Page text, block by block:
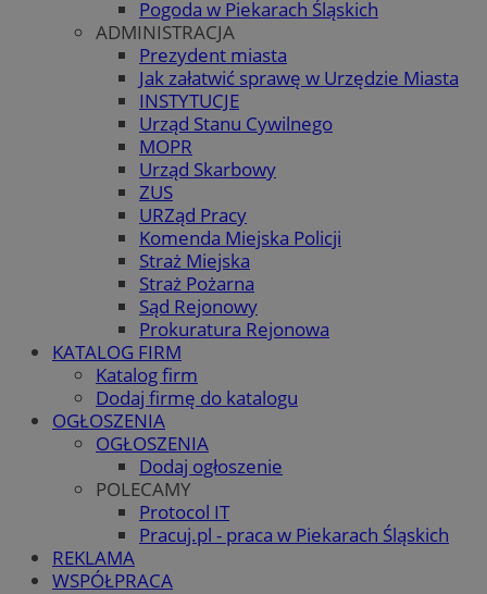
Pogoda w Piekarach Śląskich
ADMINISTRACJA
Prezydent miasta
Jak załatwić sprawę w Urzędzie Miasta
INSTYTUCJE
Urząd Stanu Cywilnego
MOPR
Urząd Skarbowy
ZUS
URZąd Pracy
Komenda Miejska Policji
Straż Miejska
Straż Pożarna
Sąd Rejonowy
Prokuratura Rejonowa
KATALOG FIRM
Katalog firm
Dodaj firmę do katalogu
OGŁOSZENIA
OGŁOSZENIA
Dodaj ogłoszenie
POLECAMY
Protocol IT
Pracuj.pl - praca w Piekarach Śląskich
REKLAMA
WSPÓŁPRACA